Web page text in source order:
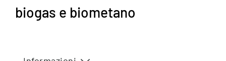
biogas e biometano